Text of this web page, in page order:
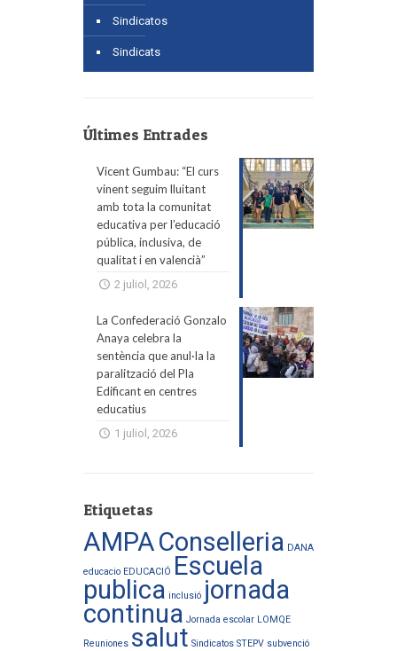
Sindicatos
Sindicats
Últimes Entrades
Vicent Gumbau: “El curs
vinent seguim lluitant
amb tota la comunitat
educativa per l’educació
pública, inclusiva, de
qualitat i en valencià”
2 juliol, 2026
La Confederació Gonzalo
Anaya celebra la
sentència que anul·la la
paralització del Pla
Edificant en centres
educatius
1 juliol, 2026
Etiquetas
AMPAConselleria DANA
educacio EDUCACIÓ Escuela
publica inclusió jornada
continua Jornada escolar LOMQE
Reuniones salut Sindicatos STEPV subvenció